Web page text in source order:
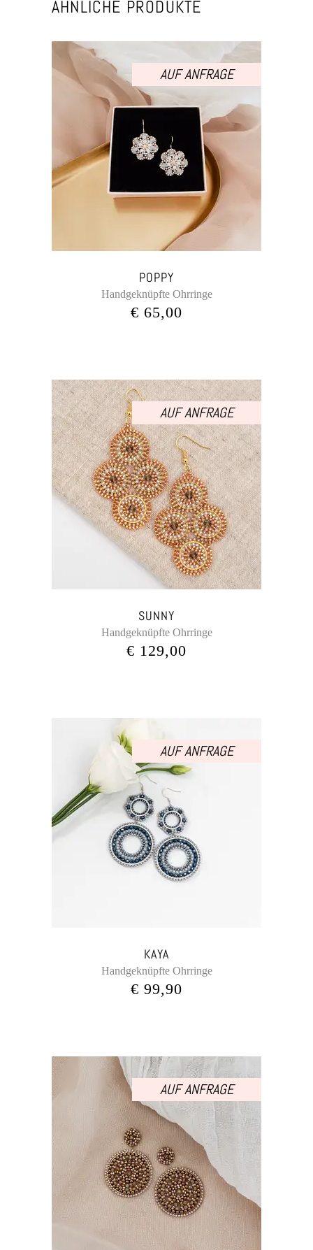
ÄHNLICHE PRODUKTE
AUF ANFRAGE
POPPY
Handgeknüpfte Ohrringe
€ 65,00
AUF ANFRAGE
SUNNY
Handgeknüpfte Ohrringe
€ 129,00
AUF ANFRAGE
KAYA
Handgeknüpfte Ohrringe
€ 99,90
AUF ANFRAGE